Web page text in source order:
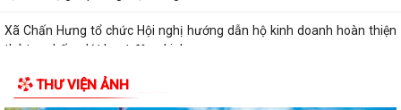
Xã Chấn Hưng tổ chức Hội nghị hướng dẫn hộ kinh doanh hoàn thiện
thủ tục chấm dứt hoạt động kinh...
THƯ VIỆN ẢNH